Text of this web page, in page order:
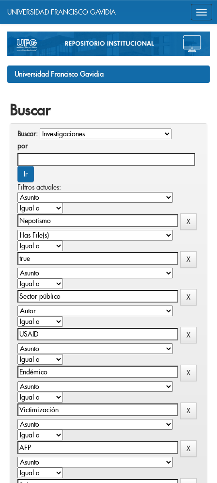
navigation
UNIVERSIDAD FRANCISCO GAVIDIA
Universidad Francisco Gavidia
Buscar
Buscar:
por
Filtros actuales: